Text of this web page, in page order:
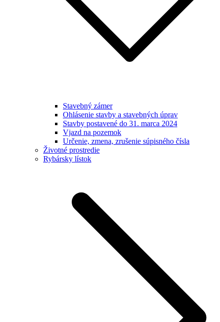
Stavebný zámer
Ohlásenie stavby a stavebných úprav
Stavby postavené do 31. marca 2024
Vjazd na pozemok
Určenie, zmena, zrušenie súpisného čísla
Životné prostredie
Rybársky lístok